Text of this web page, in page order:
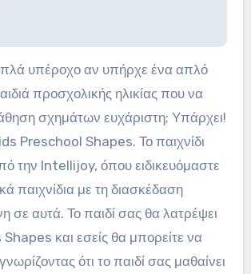
υπέροχο αν υπήρχε ένα απλό
προσχολικής ηλικίας που να
σχημάτων ευχάριστη; Υπάρχει!
Preschool Shapes. Το παιχνίδι
την Intellijoy, όπου ειδικευόμαστε
παιχνίδια με τη διασκέδαση
σε αυτά. Το παιδί σας θα λατρέψει
Shapes και εσείς θα μπορείτε να
ότι το παιδί σας μαθαίνει